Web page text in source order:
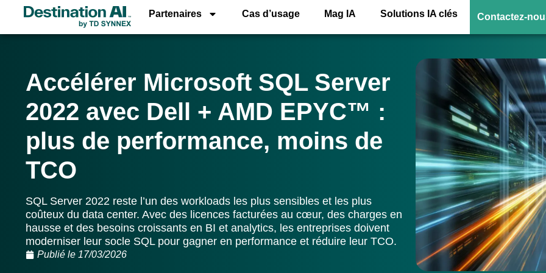
Partenaires Cas d’usage Mag IA Solutions IA clés Contactez-
Accélérer Microsoft SQL Server
2022 avec Dell + AMD EPYC™ :
plus de performance, moins de
TCO
SQL Server 2022 reste l’un des workloads les plus sensibles et les plus
coûteux du data center. Avec des licences facturées au cœur, des charges en
hausse et des besoins croissants en BI et analytics, les entreprises doivent
moderniser leur socle SQL pour gagner en performance et réduire leur TCO.
Publié le 17/03/2026